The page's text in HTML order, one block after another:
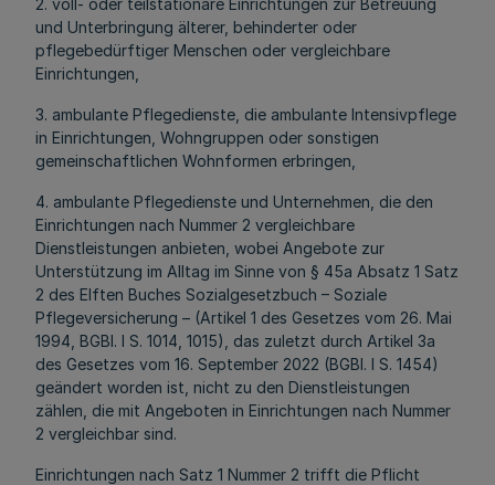
2. voll- oder teilstationäre Einrichtungen zur Betreuung
und Unterbringung älterer, behinderter oder
pflegebedürftiger Menschen oder vergleichbare
Einrichtungen,
3. ambulante Pflegedienste, die ambulante Intensivpflege
in Einrichtungen, Wohngruppen oder sonstigen
gemeinschaftlichen Wohnformen erbringen,
4. ambulante Pflegedienste und Unternehmen, die den
Einrichtungen nach Nummer 2 vergleichbare
Dienstleistungen anbieten, wobei Angebote zur
Unterstützung im Alltag im Sinne von § 45a Absatz 1 Satz
2 des Elften Buches Sozialgesetzbuch – Soziale
Pflegeversicherung – (Artikel 1 des Gesetzes vom 26. Mai
1994, BGBl. I S. 1014, 1015), das zuletzt durch Artikel 3a
des Gesetzes vom 16. September 2022 (BGBl. I S. 1454)
geändert worden ist, nicht zu den Dienstleistungen
zählen, die mit Angeboten in Einrichtungen nach Nummer
2 vergleichbar sind.
Einrichtungen nach Satz 1 Nummer 2 trifft die Pflicht